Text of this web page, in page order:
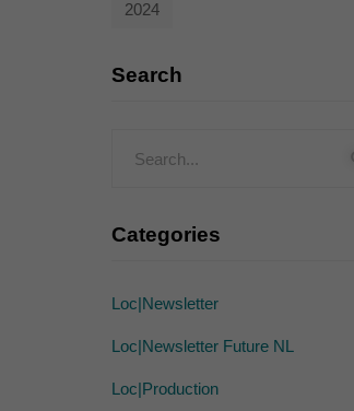
2024
Search
Categories
Loc|Newsletter
Loc|Newsletter Future NL
Loc|Production